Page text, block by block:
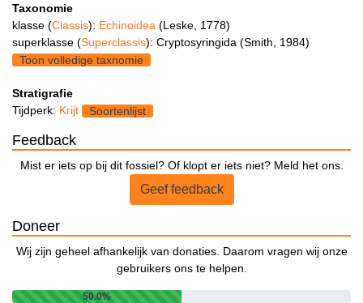
Taxonomie
klasse (Classis): Echinoidea (Leske, 1778)
superklasse (Superclassis): Cryptosyringida (Smith, 1984)
Toon volledige taxnomie
Stratigrafie
Tijdperk: Krijt Soortenlijst
Feedback
Mist er iets op bij dit fossiel? Of klopt er iets niet? Meld het ons.
Geef feedback
Doneer
Wij zijn geheel afhankelijk van donaties. Daarom vragen wij onze
gebruikers ons te helpen.
50.0%